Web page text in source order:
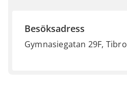
Besöksadress
Gymnasiegatan 29F, Tibro